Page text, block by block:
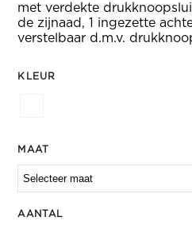
met verdekte
de zijnaad, 1 ingezette
verstelbaar d.m.v.
KLEUR
MAAT
AANTAL